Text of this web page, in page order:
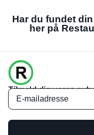
Har du fundet
her på
Tilmeld dig vores